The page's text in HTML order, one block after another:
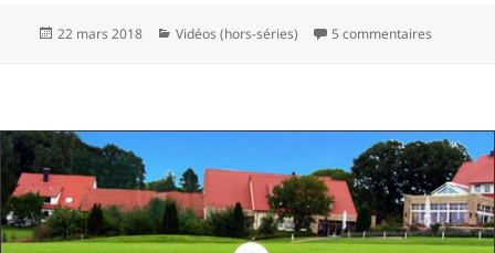
Publié
22 mars 2018 Catégories
Vidéos (hors-séries) 5 commentaires